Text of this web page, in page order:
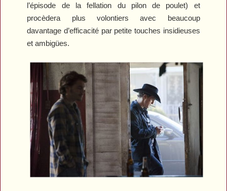
l’épisode de la fellation du pilon de poulet) et
procèdera plus volontiers avec beaucoup
davantage d’efficacité par petite touches insidieuses
et ambigües.